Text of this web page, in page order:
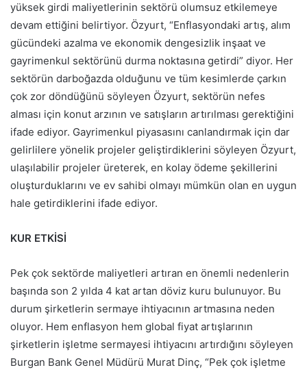
yüksek girdi maliyetlerinin sektörü olumsuz etkilemeye
devam ettiğini belirtiyor. Özyurt, “Enflasyondaki artış, alım
gücündeki azalma ve ekonomik dengesizlik inşaat ve
gayrimenkul sektörünü durma noktasına getirdi” diyor. Her
sektörün darboğazda olduğunu ve tüm kesimlerde çarkın
çok zor döndüğünü söyleyen Özyurt, sektörün nefes
alması için konut arzının ve satışların artırılması gerektiğini
ifade ediyor. Gayrimenkul piyasasını canlandırmak için dar
gelirlilere yönelik projeler geliştirdiklerini söyleyen Özyurt,
ulaşılabilir projeler üreterek, en kolay ödeme şekillerini
oluşturduklarını ve ev sahibi olmayı mümkün olan en uygun
hale getirdiklerini ifade ediyor.
KUR ETKİSİ
Pek çok sektörde maliyetleri artıran en önemli nedenlerin
başında son 2 yılda 4 kat artan döviz kuru bulunuyor. Bu
durum şirketlerin sermaye ihtiyacının artmasına neden
oluyor. Hem enflasyon hem global fiyat artışlarının
şirketlerin işletme sermayesi ihtiyacını artırdığını söyleyen
Burgan Bank Genel Müdürü Murat Dinç, “Pek çok işletme